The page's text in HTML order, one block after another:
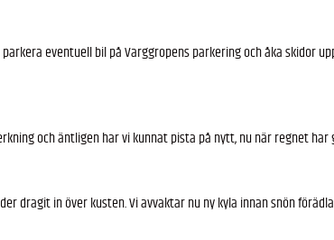
parkera eventuell bil på Varggropens parkering och åka skidor
och äntligen har vi kunnat pista på nytt, nu när regnet
dragit in över kusten. Vi avvaktar nu ny kyla innan snön